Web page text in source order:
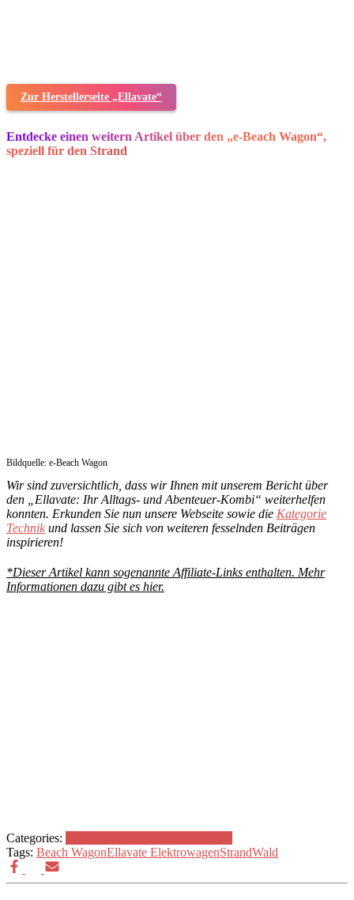
Zur Herstellerseite „Ellavate“
Entdecke einen weitern Artikel über den „e-Beach Wagon“,
speziell für den Strand
Bildquelle: e-Beach Wagon
Wir sind zuversichtlich, dass wir Ihnen mit unserem Bericht über
den „Ellavate: Ihr Alltags- und Abenteuer-Kombi“ weiterhelfen
konnten. Erkunden Sie nun unsere Webseite sowie die Kategorie
Technik und lassen Sie sich von weiteren fesselnden Beiträgen
inspirieren!
*Dieser Artikel kann sogenannte Affiliate-Links enthalten. Mehr
Informationen dazu gibt es hier.
Categories:
Tags: Beach WagonEllavate ElektrowagenStrandWald